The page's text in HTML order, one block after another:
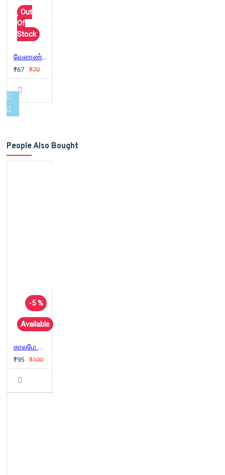
Out
Of
Stock
வேளாண்மையின் விடுதலை
₹67 ₹70
People Also Bought
-5 %
Available
காலமே வெளி அறிவியல் புனைகதைகள்
₹95 ₹100